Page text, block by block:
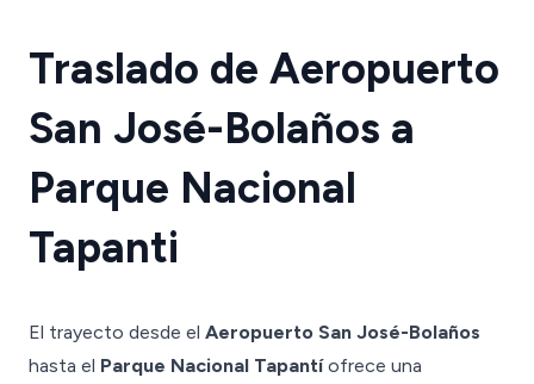
Traslado de Aeropuerto
San José-Bolaños a
Parque Nacional
Tapanti
El trayecto desde el Aeropuerto San José-Bolaños
hasta el Parque Nacional Tapantíofrece una